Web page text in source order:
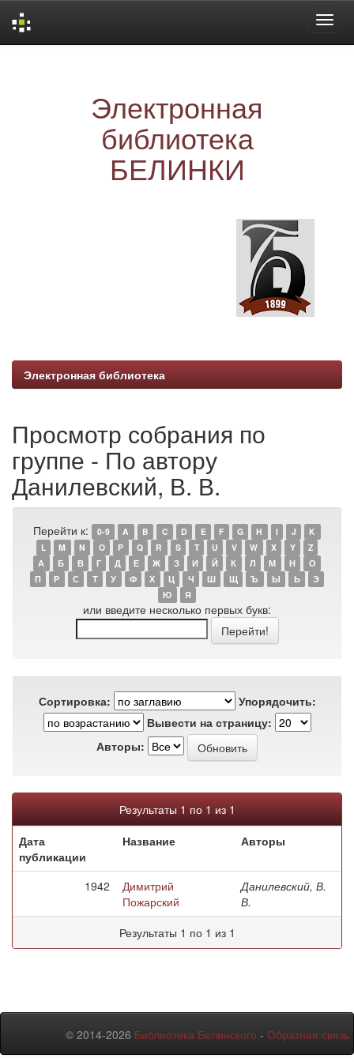
Электронная
библиотека
БЕЛИНКИ
Электронная библиотека
Просмотр собрания по
группе - По автору
Данилевский, В. В.
Перейти к: 0-9 A B C D E F G H I J
K
L
M N O P Q R S T U V W X Y
Z
А
Б В Г Д Е Ж З И Й К Л М Н
О
П
Р С Т У Ф Х Ц Ч Ш Щ Ъ Ы Ь
Э
Ю
Я
или введите несколько первых букв:
Сортировка:
Упорядочить:
Вывести на страницу:
Авторы:
Результаты 1 по 1 из 1
Дата
публикации
Название Авторы
1942
Димитрий
Пожарский
Данилевский, В.
В.
Результаты 1 по 1 из 1
© 2014-2026 Библиотека Белинского - Обратная связь